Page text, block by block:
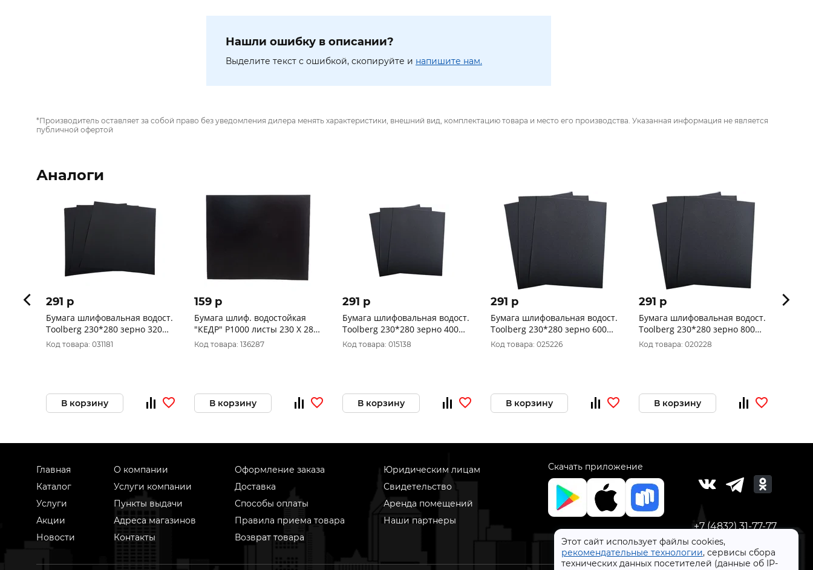
Этот сайт использует файлы cookies,
рекомендательные технологии, сервисы сбора
технических данных посетителей (данные об IP-
Нашли ошибку в описании?
Выделите текст с ошибкой, скопируйте и напишите нам.
*Производитель оставляет за собой право без уведомления дилера менять характеристики, внешний вид, комплектацию товара и место его производства. Указанная информация не является
публичной офертой
Аналоги
291 p
Бумага шлифовальная водост.
Toolberg 230*280 зерно 320
10шт. 100 Китай 2204320
Код товара: 031181
В корзину
159 p
Бумага шлиф. водостойкая
"КЕДР" P1000 листы 230 Х 280
мм пачка 10 шт. 061-1000
Код товара: 136287
В корзину
291 p
Бумага шлифовальная водост.
Toolberg 230*280 зерно 400
10шт. 100 Китай 2204400
Код товара: 015138
В корзину
291 p
Бумага шлифовальная водост.
Toolberg 230*280 зерно 600
10шт. 100 Китай 2204600
Код товара: 025226
В корзину
291 p
Бумага шлифовальная водост.
Toolberg 230*280 зерно 800
10шт. 100 Китай 2204800
Код товара: 020228
В корзину
291
Главная
Каталог
Услуги
Акции
Новости
О компании
Услуги компании
Пункты выдачи
Адреса магазинов
Контакты
Оформление заказа
Доставка
Способы оплаты
Правила приема товара
Возврат товара
Юридическим лицам
Свидетельство
Аренда помещений
Наши партнеры
Скачать приложение
+7 (4832) 31-77-77